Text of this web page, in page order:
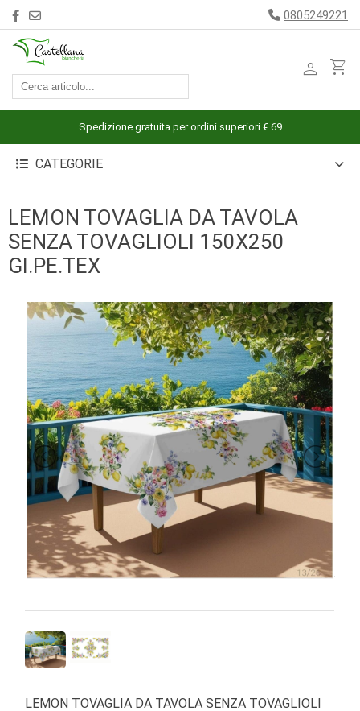
ACCESSORI
ARREDAMENTO
BIANCHERIA
CUCINA
INTIMO
PIGIAMERIA
BRAND
0805249221
person shopping_cart
Spedizione gratuita per ordini superiori € 69
CATEGORIE
LEMON TOVAGLIA DA TAVOLA
SENZA TOVAGLIOLI 150X250
GI.PE.TEX
LEMON TOVAGLIA DA TAVOLA SENZA TOVAGLIOLI